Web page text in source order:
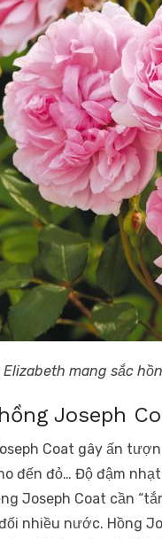
Elizabeth mang sắc
Joseph
Coat gây ấn
đến đỏ… Độ đậm
Joseph Coat cần
nhiều nước. Hồng